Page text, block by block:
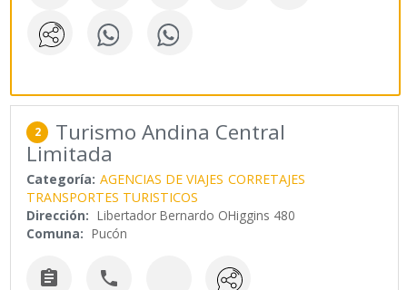
2 Turismo Andina Central
Limitada
Categoría: AGENCIAS DE VIAJES CORRETAJES
TRANSPORTES TURISTICOS
Dirección: Libertador Bernardo OHiggins 480
Comuna: Pucón
 